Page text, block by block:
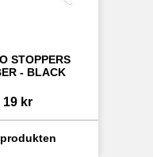
STOPPERS
- BLACK
19 kr